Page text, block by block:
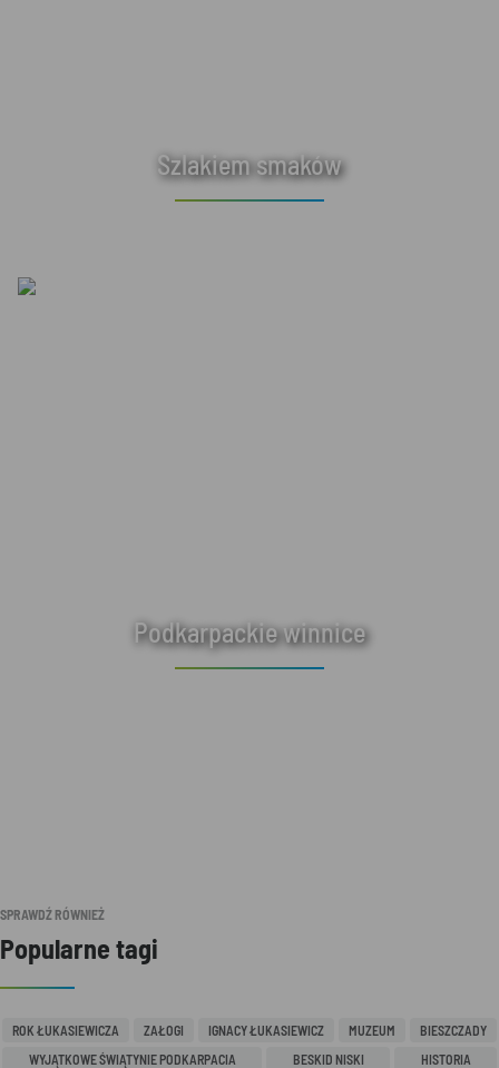
Szlakiem smaków
Podkarpackie winnice
SPRAWDŹ RÓWNIEŻ
Popularne tagi
ROK ŁUKASIEWICZA ZAŁOGI IGNACY ŁUKASIEWICZ MUZEUM
BIESZCZADY
WYJĄTKOWE ŚWIĄTYNIE PODKARPACIA
BESKID NISKI
HISTORIA